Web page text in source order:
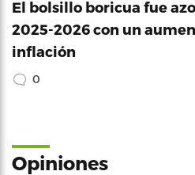
El bolsillo boricua fue
2025-2026 con un
inflación
0
Opiniones